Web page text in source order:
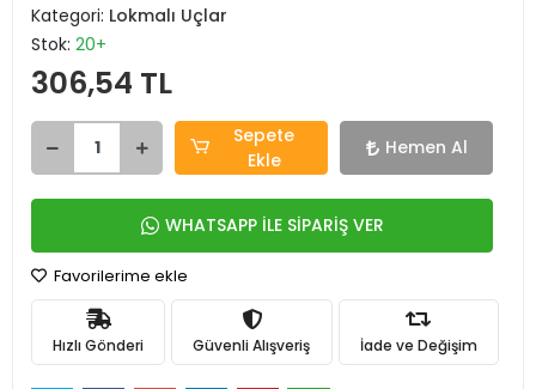
Kategori: Lokmalı Uçlar
Stok: 20+
306,54 TL
Sepete
Ekle
Hemen Al
WHATSAPP İLE SİPARİŞ VER
Favorilerime ekle
Hızlı Gönderi Güvenli Alışveriş İade ve Değişim